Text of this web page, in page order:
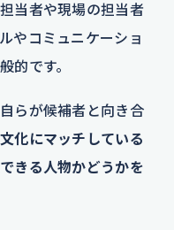
当者や現場の担当者
やコミュニケーショ
的です。
らが候補者と向き合
化にマッチしている
きる人物かどうかを